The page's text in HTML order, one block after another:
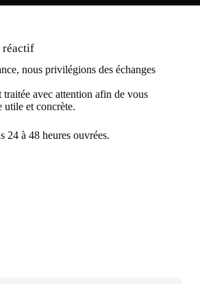
réactif
nous privilégions des échanges
traitée avec attention afin de vous
utile et concrète.
24 à 48 heures ouvrées.